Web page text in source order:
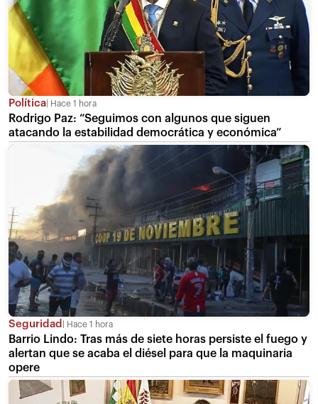
Política Hace 1 hora
Rodrigo Paz: “Seguimos con algunos que siguen
atacando la estabilidad democrática y económica”
Seguridad Hace 1 hora
Barrio Lindo: Tras más de siete horas persiste el fuego y
alertan que se acaba el diésel para que la maquinaria
opere